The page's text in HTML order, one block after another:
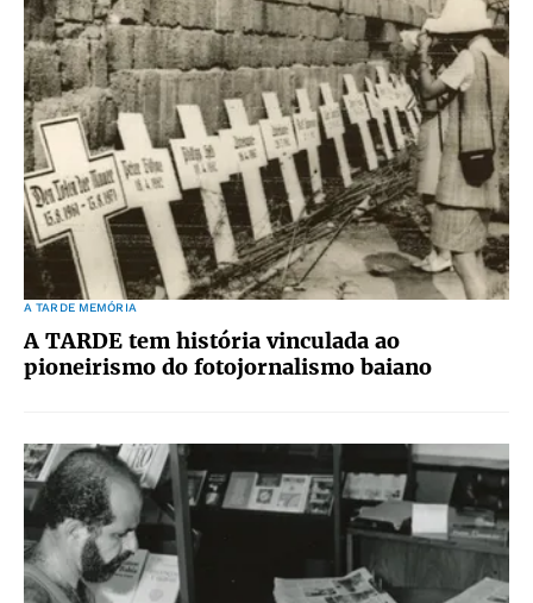
A TARDE MEMÓRIA
A TARDE tem história vinculada ao
pioneirismo do fotojornalismo baiano